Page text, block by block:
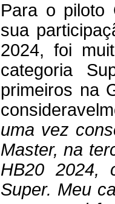
Para o piloto
sua
2024, foi
categoria
primeiros na
uma vez
Master, na
HB20 2024,
Super. Meu